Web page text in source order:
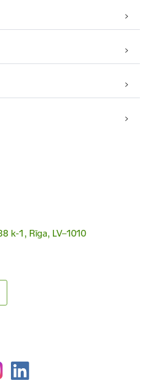
k-1, Rīga, LV–1010